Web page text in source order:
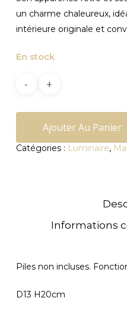
un charme chaleureux,
intérieure originale et
En stock
Ajouter Au Panier
Catégories : Luminaire,
Informations
Piles non incluses.
D13 H20cm